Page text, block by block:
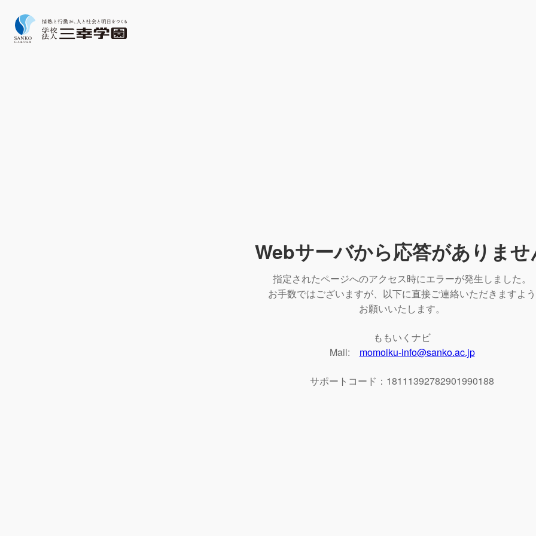
Webサーバから応答がありませ
指定されたページへのアクセス時にエラーが発生しました。
お手数ではございますが、以下に直接ご連絡いただきますよう
お願いいたします。
ももいくナビ
Mail: momoiku-info@sanko.ac.jp
サポートコード：18111392782901990188